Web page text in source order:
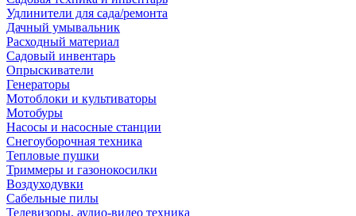
Удлинители для сада/ремонта
Дачный умывальник
Расходный материал
Садовый инвентарь
Опрыскиватели
Генераторы
Мотоблоки и культиваторы
Мотобуры
Насосы и насосные станции
Снегоуборочная техника
Тепловые пушки
Триммеры и газонокосилки
Воздуходувки
Сабельные пилы
Телевизоры, аудио-видео техника